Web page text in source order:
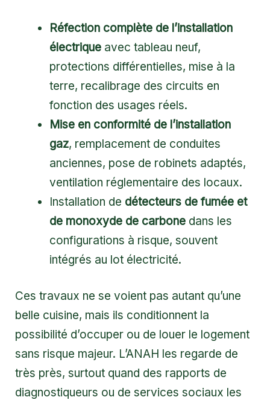
Réfection complète de l’installation
électrique avec tableau neuf,
protections différentielles, mise à la
terre, recalibrage des circuits en
fonction des usages réels.
Mise en conformité de l’installation
gaz, remplacement de conduites
anciennes, pose de robinets adaptés,
ventilation réglementaire des locaux.
Installation de détecteurs de fumée et
de monoxyde de carbone dans les
configurations à risque, souvent
intégrés au lot électricité.
Ces travaux ne se voient pas autant qu’une
belle cuisine, mais ils conditionnent la
possibilité d’occuper ou de louer le logement
sans risque majeur. L’ANAH les regarde de
très près, surtout quand des rapports de
diagnostiqueurs ou de services sociaux les